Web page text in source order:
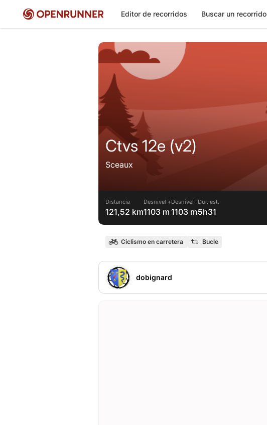
Editor de recorridos Buscar un recorrido
Ctvs 12e (v2)
Sceaux
Distancia
121,52 km
Desnivel +
1103 m
Desnivel -
1103 m
Dur. est.
5h31
Ciclismo en carretera Bucle
dobignard